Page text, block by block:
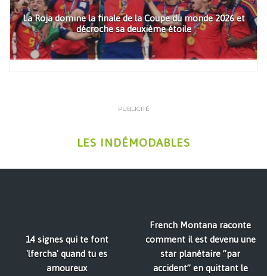
La Roja domine la finale de la Coupe du monde 2026 et
décroche sa deuxième étoile
PUBLICITÉ
LES INDÉMODABLES
14 signes qui te font
'lfercha' quand tu es
amoureux
French Montana raconte
comment il est devenu une
star planétaire ”par
accident” en quittant le